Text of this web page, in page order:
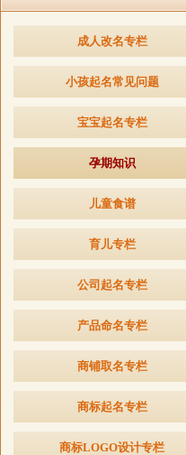
成人改名专栏
小孩起名常见问题
宝宝起名专栏
孕期知识
儿童食谱
育儿专栏
公司起名专栏
产品命名专栏
商铺取名专栏
商标起名专栏
商标LOGO设计专栏